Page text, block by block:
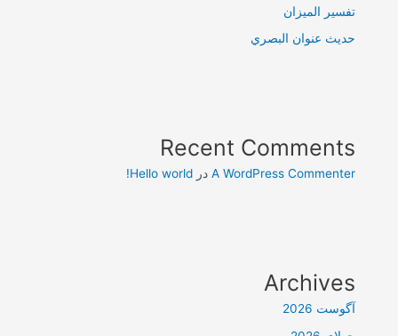
تفسير الميزان
حديث عنوان البصري
Recent Comments
A WordPress Commenter درHello world!
Archives
آگوست 2026